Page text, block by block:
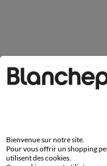
Paiement
Payez plus tard
Retours
Bienvenue sur notre site.
Pour vous offrir un shopping
utilisent des cookies.